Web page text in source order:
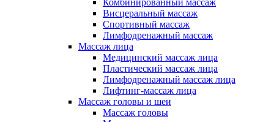
Комбинированный массаж
Висцеральный массаж
Спортивный массаж
Лимфодренажный массаж
Массаж лица
Медицинский массаж лица
Пластический массаж лица
Лимфодренажный массаж лица
Лифтинг-массаж лица
Массаж головы и шеи
Массаж головы